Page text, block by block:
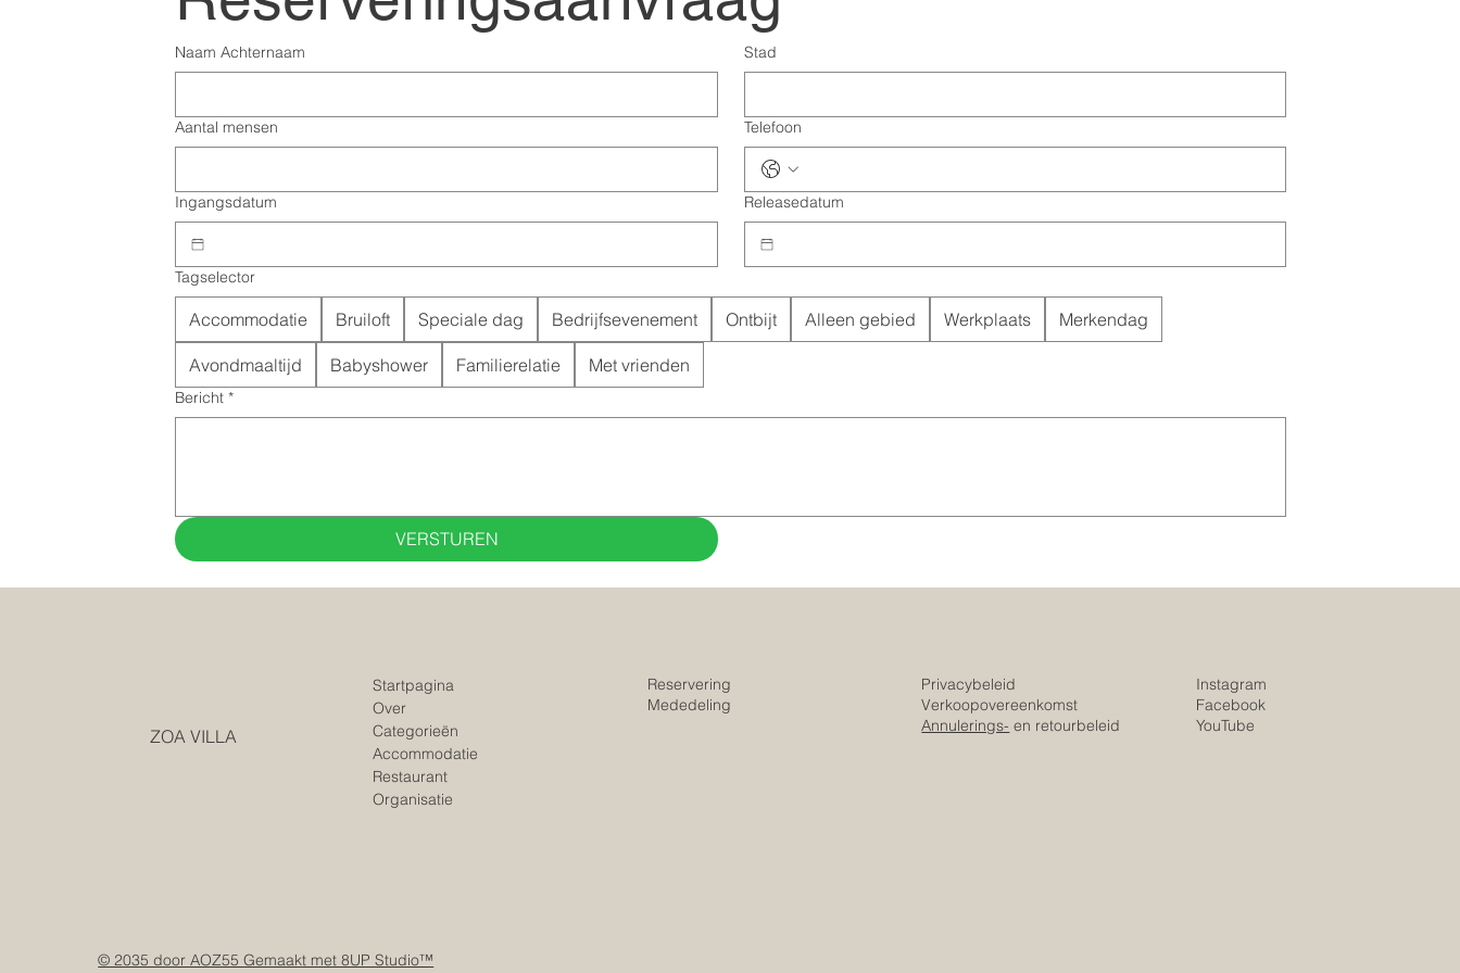
Ad Soyad
Gönder
Ad Soyad
Gönder Gönder
Naam Achternaam Stad
Aantal mensen Telefoon
Ingangsdatum Releasedatum
Tagselector
Accommodatie Bruiloft Speciale dag Bedrijfsevenement Ontbijt Alleen gebied Werkplaats Merkendag
Avondmaaltijd Babyshower Familierelatie Met vrienden
Bericht *
VERSTUREN
ZOA VILLA
Startpagina
Over
Categorieën
Accommodatie
Restaurant
Organisatie
Reservering
Mededeling
Privacybeleid
Verkoopovereenkomst
Annulerings- en retourbeleid
Instagram
Facebook
YouTube
© 2035 door AOZ55 Gemaakt met 8UP Studio™